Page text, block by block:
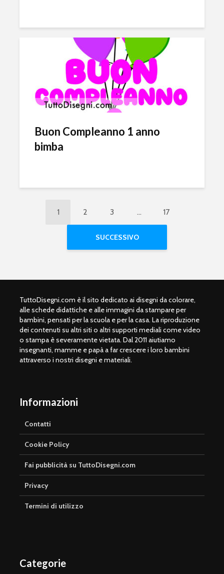
Buon Compleanno 1 anno
bimba
1 2 3 … 17
SUCCESSIVO
TuttoDisegni.com è il sito dedicato ai disegni da colorare,
alle schede didattiche e alle immagini da stampare per
bambini, pensati per la scuola e per la casa. La riproduzione
dei contenuti su altri siti o altri supporti mediali come video
o stampa è severamente vietata. Dal 2011 aiutiamo
insegnanti, mamme e papà a far crescere i loro bambini
attraverso i nostri disegni e materiali.
Informazioni
Contatti
Cookie Policy
Fai pubblicità su TuttoDisegni.com
Privacy
Termini di utilizzo
Categorie